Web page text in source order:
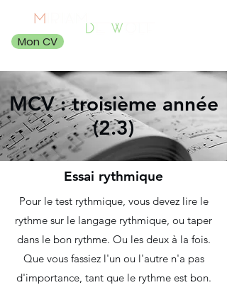
Mon CV
MCV : troisième année
(2.3)
Essai rythmique
Pour le test rythmique, vous devez lire le
rythme sur le langage rythmique, ou taper
dans le bon rythme. Ou les deux à la fois.
Que vous fassiez l'un ou l'autre n'a pas
d'importance, tant que le rythme est bon.